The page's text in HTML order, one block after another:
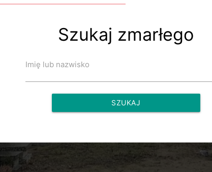
Szukaj zmarłego
Imię lub nazwisko
SZUKAJ